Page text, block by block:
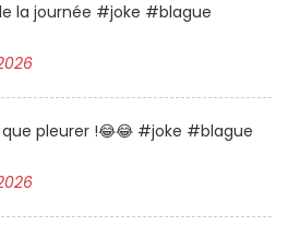
la journée #joke #blague
pleurer !😂😂 #joke #blague